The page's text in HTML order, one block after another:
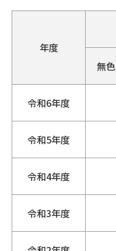
年度
無色
令和6年度
令和5年度
令和4年度
令和3年度